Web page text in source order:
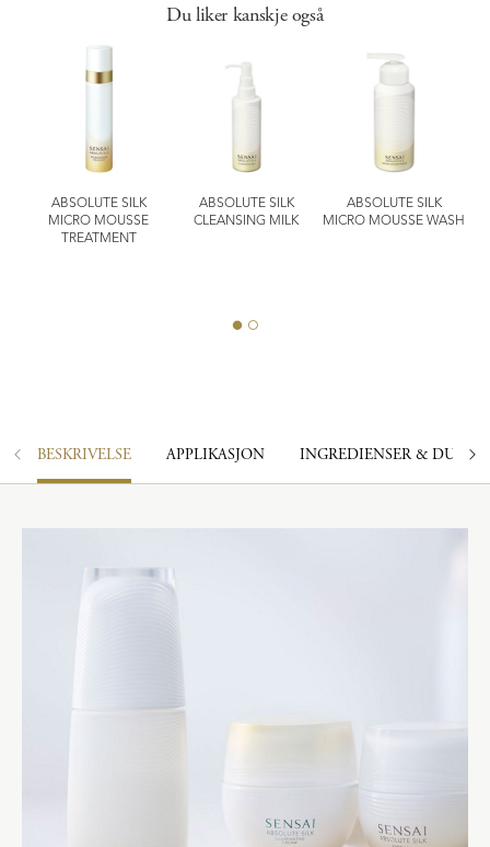
Du liker kanskje også
ABSOLUTE SILK
MICRO MOUSSE
TREATMENT
ABSOLUTE SILK
CLEANSING MILK
ABSOLUTE SILK
MICRO MOUSSE WASH
BESKRIVELSE APPLIKASJON INGREDIENSER & DUFT